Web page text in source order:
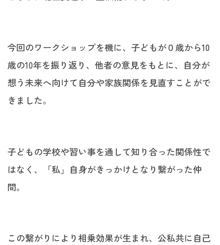
今回のワークショップを機に、子どもが０歳から10
歳の10年を振り返り、他者の意見をもとに、自分が
想う未来へ向けて自分や家族関係を見直すことがで
きました。
子どもの学校や習い事を通して知り合った関係性で
はなく、「私」自身がきっかけとなり繋がった仲
間。
この繋がりにより相乗効果が生まれ、公私共に自己